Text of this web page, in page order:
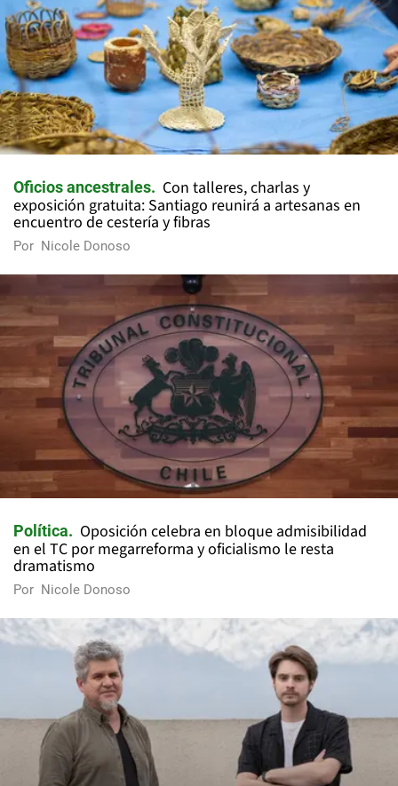
Oficios ancestrales
Con talleres, charlas y
exposición gratuita: Santiago reunirá a artesanas en
encuentro de cestería y fibras
Por Nicole Donoso
Política
Oposición celebra en bloque admisibilidad
en el TC por megarreforma y oficialismo le resta
dramatismo
Por Nicole Donoso